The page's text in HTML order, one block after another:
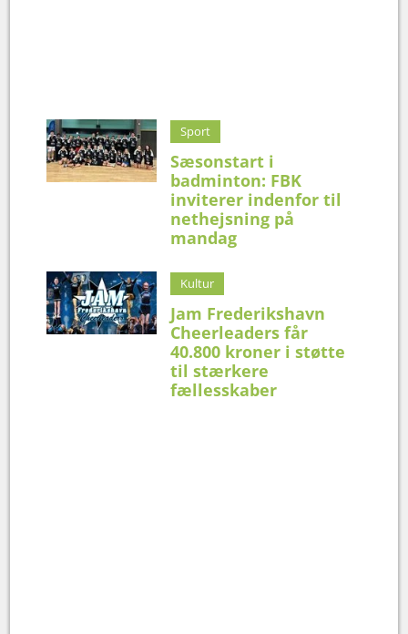
Sport
Sæsonstart i
badminton: FBK
inviterer indenfor til
nethejsning på
mandag
Kultur
Jam Frederikshavn
Cheerleaders får
40.800 kroner i støtte
til stærkere
fællesskaber